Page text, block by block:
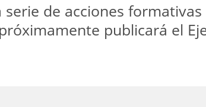
de acciones
publicará el